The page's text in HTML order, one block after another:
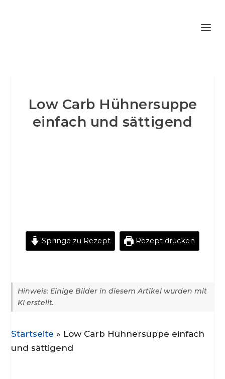
Low Carb Hühnersuppe
einfach und sättigend
Springe zu Rezept Rezept drucken
Hinweis: Einige Bilder in diesem Artikel wurden mit
KI erstellt.
Startseite » Low Carb Hühnersuppe einfach
und sättigend